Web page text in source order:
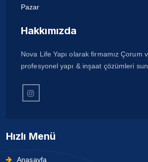
Pazar
Hakkımızda
Nova Life Yapı olarak firmamız Çorum
profesyonel yapı & inşaat çözümleri
Hızlı Menü
Anasayfa